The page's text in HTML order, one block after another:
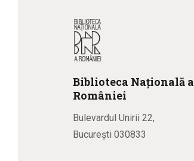
Biblioteca Națională a
României
Bulevardul Unirii 22,
București 030833